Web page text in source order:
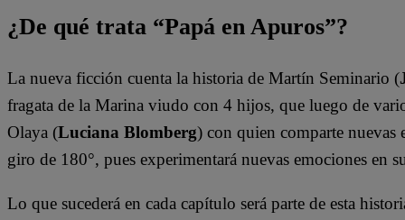
¿De qué trata “Papá en Apuros”?
La nueva ficción cuenta la historia de Martín Seminario (
fragata de la Marina viudo con 4 hijos, que luego de
Olaya (Luciana Blomberg) con quien comparte nuevas
giro de 180°, pues experimentará nuevas emociones en
Lo que sucederá en cada capítulo será parte de esta